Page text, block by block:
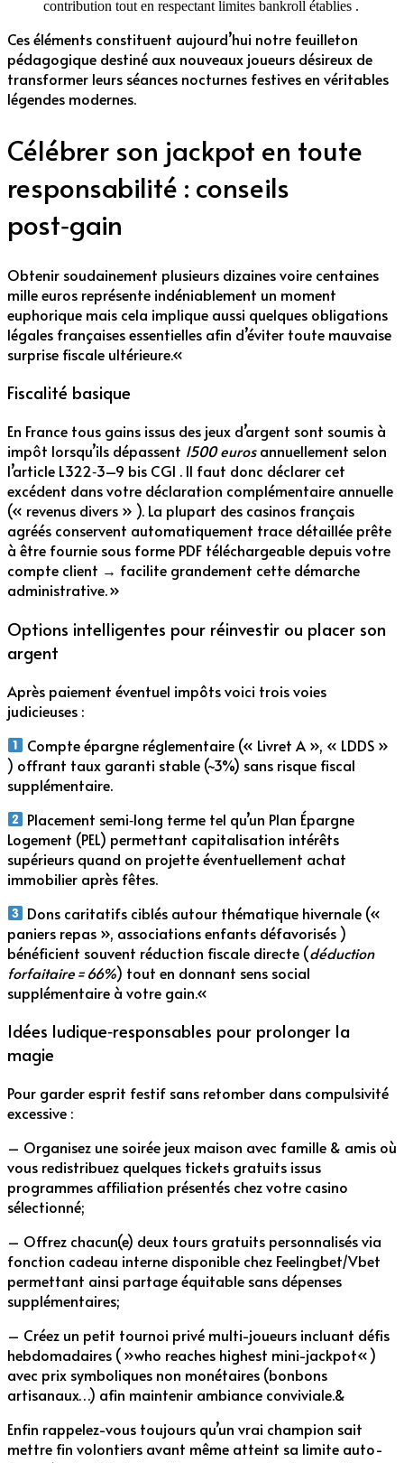
contribution tout en respectant limites bankroll établies .
Ces éléments constituent aujourd’hui notre feuilleton
pédagogique destiné aux nouveaux joueurs désireux ​de
transformer leurs séances nocturnes festives​ en véritables
légendes modernes.
Célébrer son jackpot en toute
responsabilité : conseils
post‑gain
Obtenir soudainement plusieurs dizaines voire centaines
mille euros représente indéniablement un moment
euphorique mais cela implique aussi quelques obligations
légales françaises essentielles afin d’éviter toute mauvaise
surprise fiscale ultérieure.«
Fiscalité basique
En France tous gains issus des jeux d’argent sont soumis à
impôt lorsqu’ils dépassent 1500 eurosannuellement selon
l’article L322‑3–9 bis CGI . Il faut donc déclarer cet
excédent dans votre déclaration complémentaire annuelle
(« revenus divers » ). La plupart des casinos français
agréés conservent automatiquement trace détaillée prête
à être fournie sous forme PDF téléchargeable depuis votre
compte client → facilite grandement cette démarche
administrative. »
Options intelligentes pour réinvestir ou placer son
argent
Après paiement éventuel impôts voici trois voies
judicieuses :
Compte épargne réglementaire (« Livret A », « LDDS »
) offrant taux garanti stable (~3%) sans risque fiscal
supplémentaire.
Placement semi‑long terme tel qu’un Plan Épargne
Logement (PEL) permettant capitalisation intérêts
supérieurs quand on projette éventuellement achat
immobilier après fêtes.
Dons caritatifs ciblés autour thématique hivernale («
paniers repas », associations enfants défavorisés )
bénéficient souvent réduction fiscale directe (déduction
forfaitaire = 66%) tout en donnant sens social
supplémentaire à votre gain.«
Idées ludique‑responsables pour prolonger la
magie
Pour garder esprit festif sans retomber dans compulsivité
excessive :
– Organisez une soirée jeux maison avec famille & amis où
vous redistribuez quelques tickets gratuits issus
programmes affiliation présentés chez votre casino
sélectionné;
– Offrez chacun(e) deux tours gratuits personnalisés via
fonction cadeau interne disponible chez Feelingbet/Vbet
permettant ainsi partage équitable sans dépenses
supplémentaires;
– Créez un petit tournoi privé multi-joueurs incluant défis
hebdomadaires ( »who reaches highest mini-jackpot« )
avec prix symboliques non monétaires (bonbons
artisanaux…) afin maintenir ambiance conviviale.&
Enfin rappelez-vous toujours qu’un vrai champion sait
mettre fin volontiers avant même atteint sa limite auto-